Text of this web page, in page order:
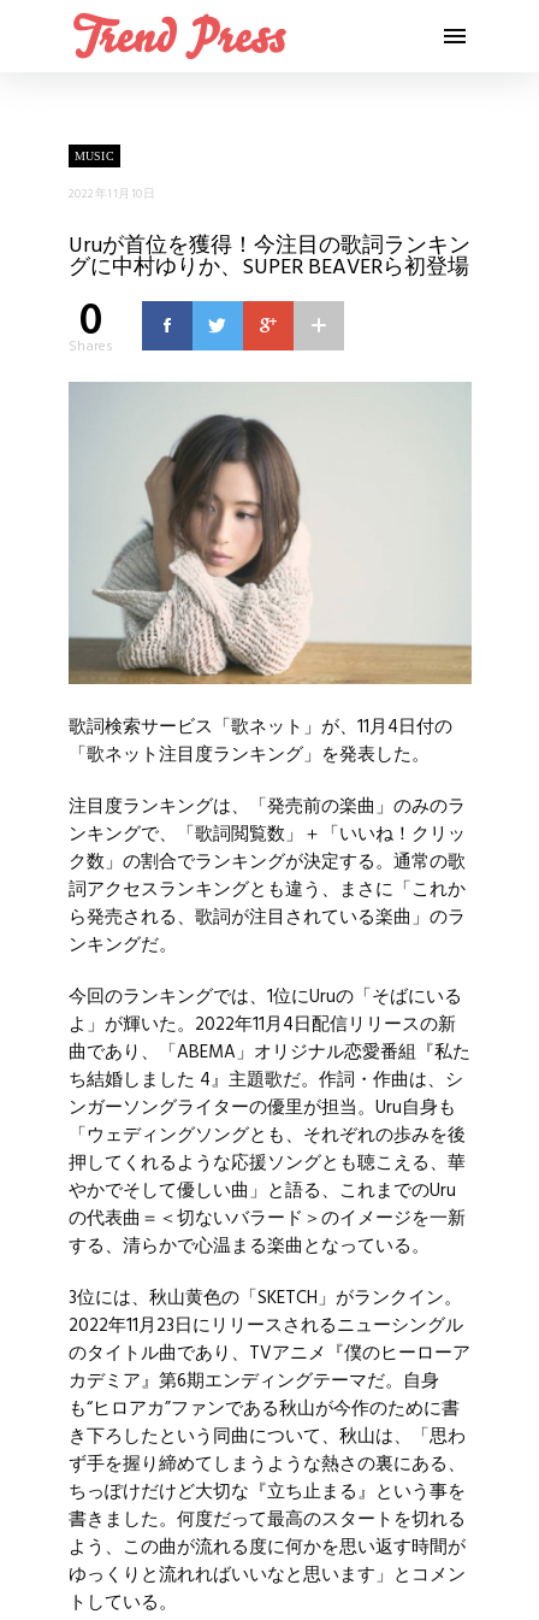
MUSIC
2022年11月10日
Uruが首位を獲得！今注目の歌詞ランキン
グに中村ゆりか、SUPER BEAVERら初登場
0
Shares
歌詞検索サービス「歌ネット」が、11月4日付の
「歌ネット注目度ランキング」を発表した。
注目度ランキングは、「発売前の楽曲」のみのラ
ンキングで、「歌詞閲覧数」＋「いいね！クリッ
ク数」の割合でランキングが決定する。通常の歌
詞アクセスランキングとも違う、まさに「これか
ら発売される、歌詞が注目されている楽曲」のラ
ンキングだ。
今回のランキングでは、1位にUruの「そばにいる
よ」が輝いた。2022年11月4日配信リリースの新
曲であり、「ABEMA」オリジナル恋愛番組『私た
ち結婚しました 4』主題歌だ。作詞・作曲は、シ
ンガーソングライターの優里が担当。 Uru自身も
「ウェディングソングとも、それぞれの歩みを後
押してくれるような応援ソングとも聴こえる、華
やかでそして優しい曲」と語る、これまでのUru
の代表曲＝＜切ないバラード＞のイメージを一新
する、清らかで心温まる楽曲となっている。
3位には、 秋山黄色の「SKETCH」がランクイン。
2022年11月23日にリリースされるニューシングル
のタイトル曲であり、TVアニメ『僕のヒーローア
カデミア』第6期エンディングテーマだ。自身
も“ヒロアカ”ファンである秋山が今作のために書
き下ろしたという同曲について、秋山は、「思わ
ず手を握り締めてしまうような熱さの裏にある、
ちっぽけだけど大切な『立ち止まる』という事を
書きました。何度だって最高のスタートを切れる
よう、この曲が流れる度に何かを思い返す時間が
ゆっくりと流れればいいなと思います」とコメン
トしている。